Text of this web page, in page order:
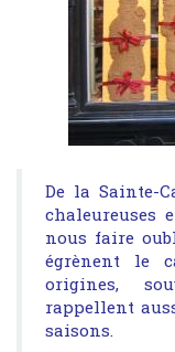
De la Sainte-
chaleureuses
nous faire
égrènent le
origines,
rappellent
saisons.